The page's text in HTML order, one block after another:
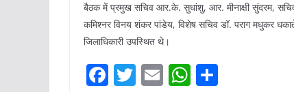
बैठक में प्रमुख सचिव आर.के. सुधांशु, आर. मीनाक्षी सुंदरम,
कमिश्नर विनय शंकर पांडेय, विशेष सचिव डॉ. पराग मधुकर
जिलाधिकारी उपस्थित थे।
F T E W